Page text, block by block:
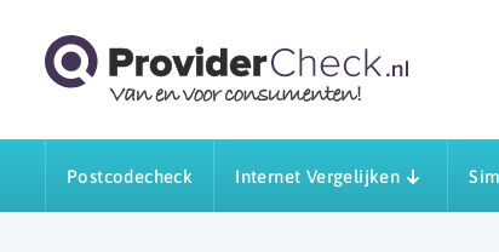
Postcodecheck Internet Vergelijken